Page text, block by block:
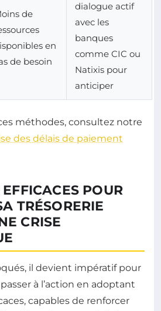
de
en
de besoin
dialogue actif
avec les
banques
comme CIC ou
Natixis pour
anticiper
méthodes, consultez notre
des délais de paiement
POUR
TRÉSORERIE
CRISE
il devient impératif pour
à l’action en adoptant
capables de renforcer